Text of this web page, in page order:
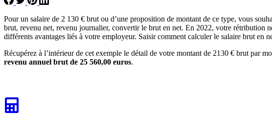
Pour un salaire de 2 130 € brut ou d’une proposition de montant de ce type, vous
brut, revenu net, revenu journalier, convertir le brut en net. En 2022, votre rétribution
différents avantages liés à votre employeur. Saisir comment calculer le salaire brut en
Récupérez à l’intérieur de cet exemple le détail de votre montant de 2130 € brut par
revenu annuel brut de 25 560,00 euros.